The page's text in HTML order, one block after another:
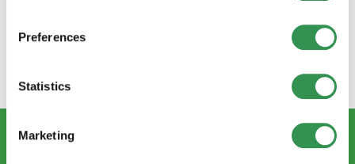
Preferences
Statistics
Marketing
dont vous pouvez créer avec succès votre Sàrl
en Suisse, n'hésitez pas à nous contacter pour